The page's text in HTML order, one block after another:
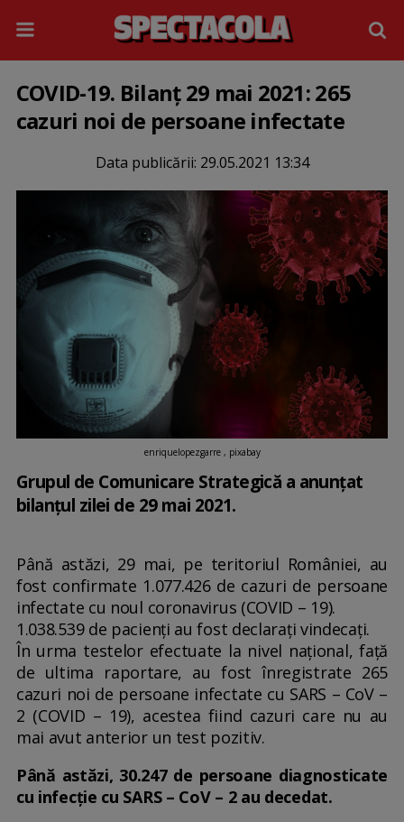
COVID-19. Bilanț 29 mai 2021: 265
cazuri noi de persoane infectate
Data publicării: 29.05.2021 13:34
enriquelopezgarre , pixabay
Grupul de Comunicare Strategică a anunțat
bilanțul zilei de 29 mai 2021.
Până astăzi, 29 mai, pe teritoriul României, au
fost confirmate 1.077.426 de cazuri de persoane
infectate cu noul coronavirus (COVID – 19).
1.038.539 de pacienți au fost declarați vindecați.
În urma testelor efectuate la nivel național, față
de ultima raportare, au fost înregistrate 265
cazuri noi de persoane infectate cu SARS – CoV –
2 (COVID – 19), acestea fiind cazuri care nu au
mai avut anterior un test pozitiv.
Până astăzi, 30.247 de persoane diagnosticate
cu infecție cu SARS – CoV – 2 au decedat.